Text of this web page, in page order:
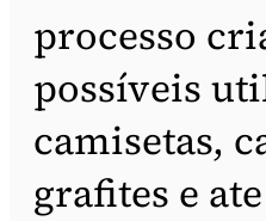
processo
possíveis
camisetas,
grafites e